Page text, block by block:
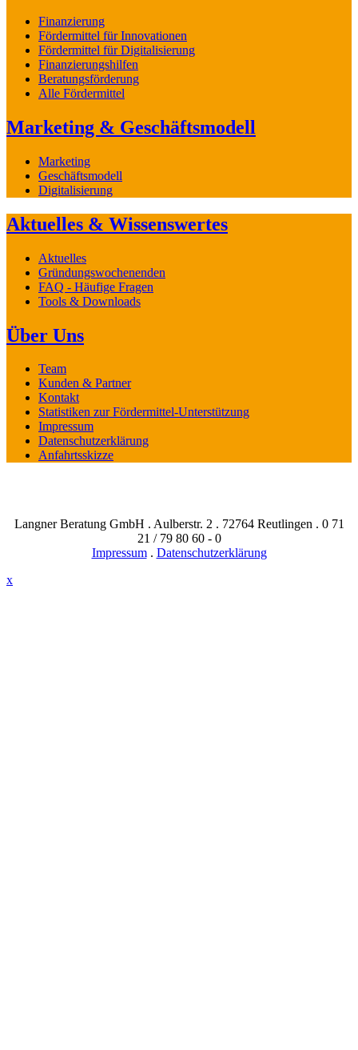
Finanzierung
Fördermittel für Innovationen
Fördermittel für Digitalisierung
Finanzierungshilfen
Beratungsförderung
Alle Fördermittel
Marketing & Geschäftsmodell
Marketing
Geschäftsmodell
Digitalisierung
Aktuelles & Wissenswertes
Aktuelles
Gründungswochenenden
FAQ - Häufige Fragen
Tools & Downloads
Über Uns
Team
Kunden & Partner
Kontakt
Statistiken zur Fördermittel-Unterstützung
Impressum
Datenschutzerklärung
Anfahrtsskizze
Langner Beratung GmbH . Aulberstr. 2 . 72764 Reutlingen . 0 71
21 / 79 80 60 - 0
Impressum. Datenschutzerklärung
x